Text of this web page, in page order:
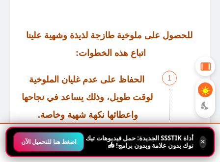
للحصول على ملوخية طازجة لذيذة وشهية علينا
اتباع هذه الخطوات:
الحفاظ على عدم غليان الملوخية
لوقت طويل، وذلك يساعد في نجاحها
واعطائها نكهة شهية وخاصة.
×
أداة SSSTIK الجديدة: حمل فيديوهات تيك
توك بدون علامة وبدون برامج! 📥
اضغط هنا للتحميل الآن
الرئيسية الأقسام البحث العرض